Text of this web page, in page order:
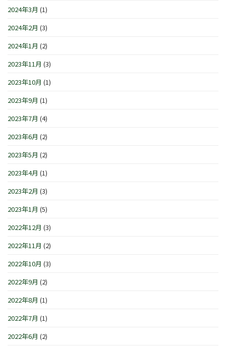
2024年3月 (1)
2024年2月 (3)
2024年1月 (2)
2023年11月 (3)
2023年10月 (1)
2023年9月 (1)
2023年7月 (4)
2023年6月 (2)
2023年5月 (2)
2023年4月 (1)
2023年2月 (3)
2023年1月 (5)
2022年12月 (3)
2022年11月 (2)
2022年10月 (3)
2022年9月 (2)
2022年8月 (1)
2022年7月 (1)
2022年6月 (2)